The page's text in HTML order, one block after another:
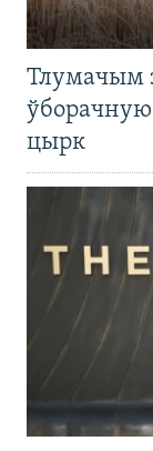
Тлумачым
ўборачную
цырк